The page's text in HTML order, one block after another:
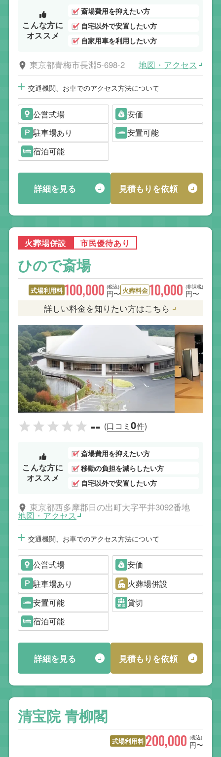
こんな方に
オススメ
斎場費用を抑えたい方
自宅以外で安置したい方
自家用車を利用したい方
東京都青梅市長淵5-698-2 地図・アクセス
交通機関、お車でのアクセス方法について
公営式場
安価
駐車場あり
安置可能
宿泊可能
詳細を見る 見積もりを依頼
火葬場併設 市民優待あり
ひので斎場
式場利用料 (税込)
100,000 円〜 火葬料金 (非課税)
10,000 円〜
詳しい料金を知りたい方はこちら
-- (口コミ0件)
こんな方に
オススメ
斎場費用を抑えたい方
移動の負担を減らしたい方
自宅以外で安置したい方
東京都西多摩郡日の出町大字平井3092番地
地図・アクセス
交通機関、お車でのアクセス方法について
公営式場
安価
駐車場あり
火葬場併設
安置可能
貸切
宿泊可能
詳細を見る 見積もりを依頼
清宝院 青柳閣
式場利用料 (税込)
200,000 円〜